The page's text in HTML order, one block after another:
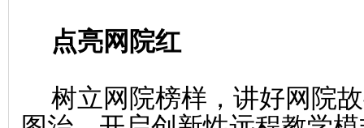
点亮网院红
树立网院榜样，讲好网院